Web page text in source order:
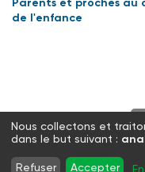
de l'enfance
Twitter
Nous collectons et
dans le but suivant :
Refuser Accepter